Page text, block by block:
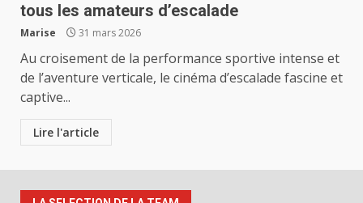
tous les amateurs d’escalade
Marise 31 mars 2026
Au croisement de la performance sportive intense et
de l’aventure verticale, le cinéma d’escalade fascine et
captive...
Lire l'article